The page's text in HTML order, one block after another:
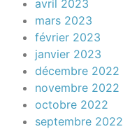
avril 2023
mars 2023
février 2023
janvier 2023
décembre 2022
novembre 2022
octobre 2022
septembre 2022